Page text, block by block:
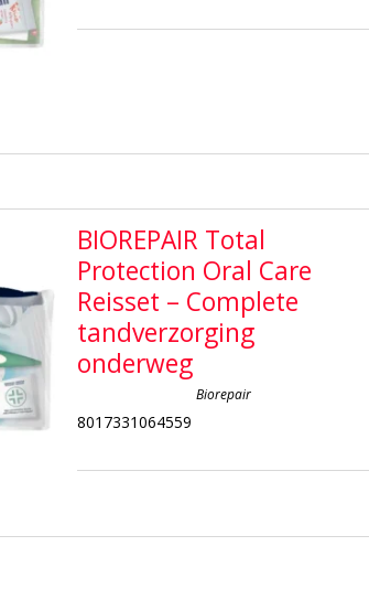
BIOREPAIR Total
Protection Oral Care
Reisset – Complete
tandverzorging
onderweg
Biorepair
8017331064559